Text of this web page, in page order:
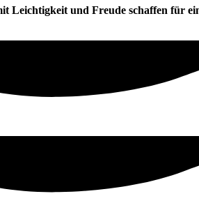
Leichtigkeit und Freude schaffen für